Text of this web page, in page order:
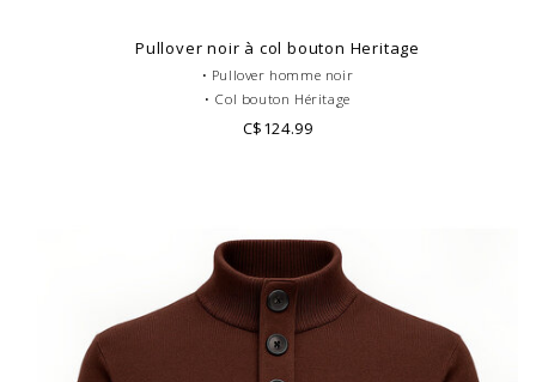
Pullover noir à col bouton Heritage
• Pullover homme noir
• Col bouton Héritage
• Doublure nubuck
C$124.99